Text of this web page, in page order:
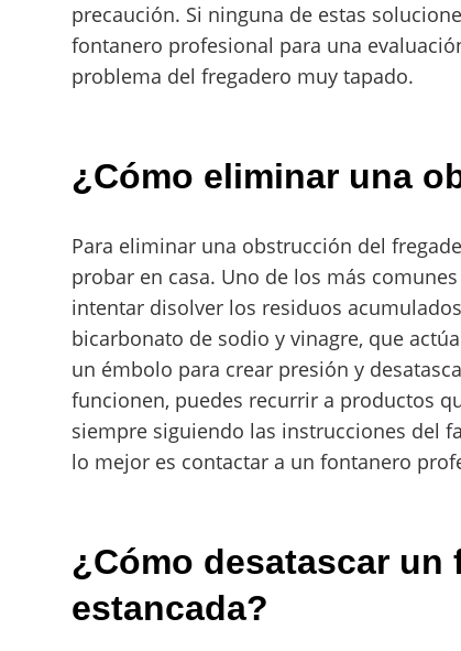
precaución. Si ninguna de estas
fontanero profesional para una
problema del fregadero muy tapado.
¿Cómo eliminar una
Para eliminar una obstrucción del
probar en casa. Uno de los más
intentar disolver los residuos
bicarbonato de sodio y vinagre, que
un émbolo para crear presión y
funcionen, puedes recurrir a productos
siempre siguiendo las instrucciones del
lo mejor es contactar a un fontanero
¿Cómo desatascar un
estancada?